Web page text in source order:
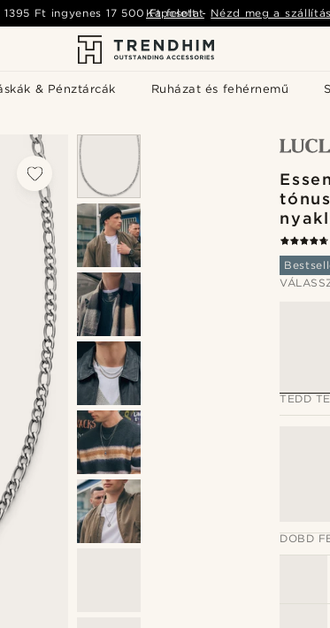
& Pénztárcák Ruházat és fehérnemű
1395 Ft ingyenes 17 500 Ft felett- Nézd meg a
Kapcsolat
TEDD
DOBD